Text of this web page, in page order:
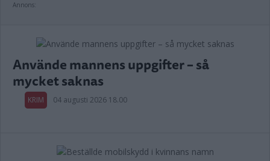
Annons:
Använde mannens uppgifter – så
mycket saknas
KRIM 04 augusti 2026 18.00